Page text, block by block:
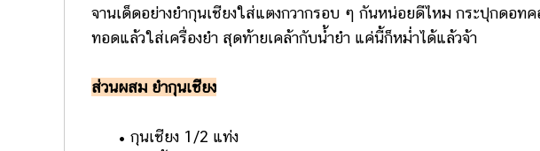
จานเด็ดอย่างยำกุนเชียงใส่แตงกวากรอบ ๆ กันหน่อยดีไหม กระปุกดอท
ทอดแล้วใส่เครื่องยำ สุดท้ายเคล้ากับน้ำยำ แค่นี้ก็หม่ำได้แล้วจ้า
ส่วนผสม ยำกุนเชียง
• กุนเชียง 1/2 แท่ง